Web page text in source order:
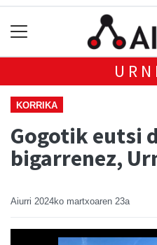
KORRIKA
Gogotik eutsi
bigarrenez,
Aiurri 2024ko martxoaren 23a